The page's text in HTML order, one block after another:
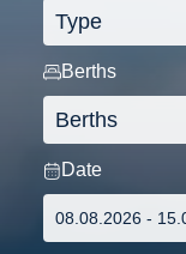
Berths
Date